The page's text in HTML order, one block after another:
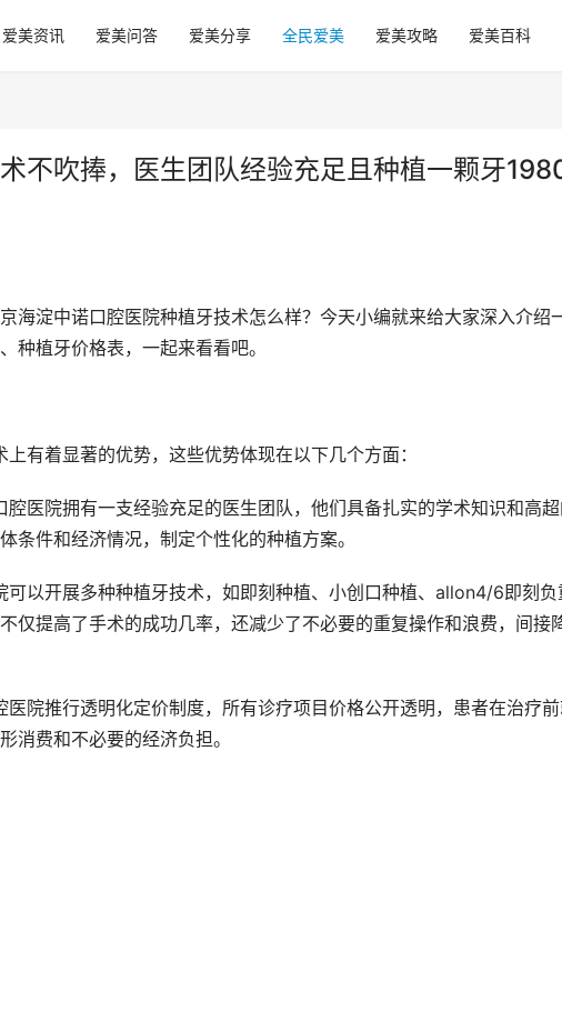
爱美资讯 爱美问答 爱美分享 全民爱美 爱美攻略 爱美百科
不吹捧，医生团队经验充足且种植一颗牙
海淀中诺口腔医院种植牙技术怎么样？今天小编就来给大家深入介绍
种植牙价格表，一起来看看吧。
有着显著的优势，这些优势体现在以下几个方面：
条件和经济情况，制定个性化的种植方案。
仅提高了手术的成功几率，还减少了不必要的重复操作和浪费，间接
消费和不必要的经济负担。